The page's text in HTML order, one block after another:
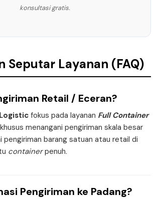
konsultasi gratis.
Seputar Layanan (FAQ)
Retail / Eceran?
fokus pada layanan Full Container
menangani pengiriman skala besar
pengiriman barang satuan atau retail di
containerpenuh.
Pengiriman ke Padang?